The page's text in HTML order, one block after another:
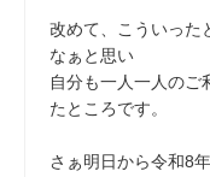
改めて、こういった
なぁと思い
自分も一人一人のご
たところです。
さぁ明日から令和8